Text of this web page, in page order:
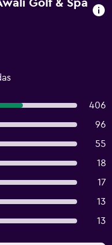
Golf & Spa
406
96
55
18
17
13
13